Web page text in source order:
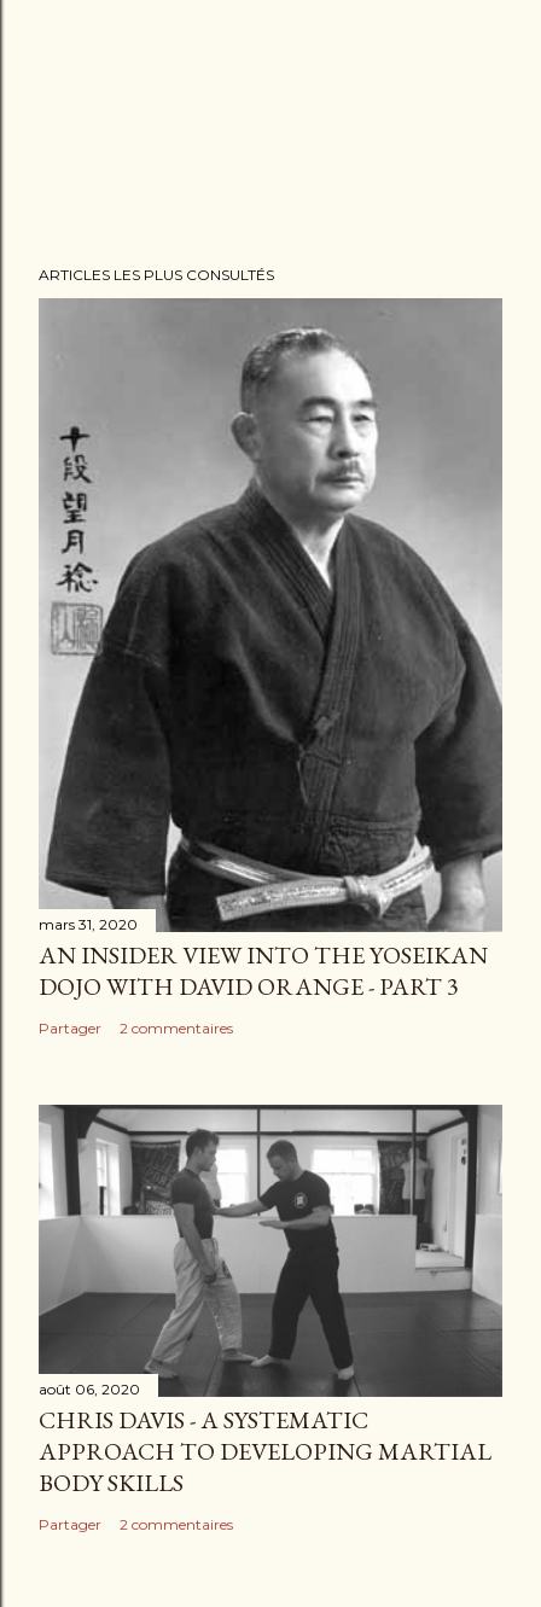
ARTICLES LES PLUS CONSULTÉS
mars 31, 2020
AN INSIDER VIEW INTO THE YOSEIKAN
DOJO WITH DAVID ORANGE - PART 3
Partager 2 commentaires
août 06, 2020
CHRIS DAVIS - A SYSTEMATIC
APPROACH TO DEVELOPING MARTIAL
BODY SKILLS
Partager 2 commentaires